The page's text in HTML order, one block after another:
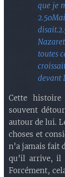
que je
toutes
devant
Cette
souvent
autour de lui.
choses et
n'a jamais fait
qu'il arrive, il
Forcément,